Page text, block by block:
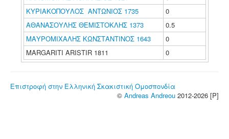
ΚΥΡΙΑΚΟΠΟΥΛΟΣ ΑΝΤΩΝΙΟΣ 1735
0
ΑΘΑΝΑΣΟΥΛΗΣ ΘΕΜΙΣΤΟΚΛΗΣ 1373
0.5
ΜΑΥΡΟΜΙΧΑΛΗΣ ΚΩΝΣΤΑΝΤΙΝΟΣ 1643
0
MARGARITI ARISTIR 1811
0
Επιστροφή στην Ελληνική Σκακιστική Ομοσπονδία
© Andreas Andreou 2012-2026 [P]